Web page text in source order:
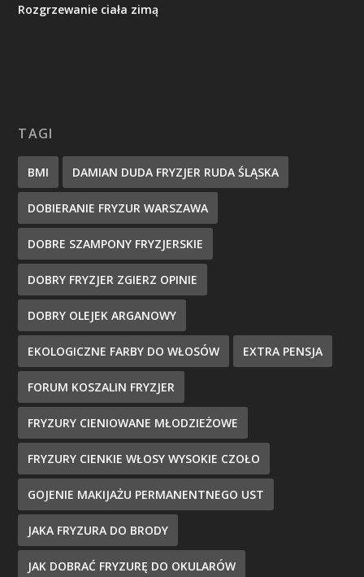
Rozgrzewanie ciała zimą
TAGI
BMI DAMIAN DUDA FRYZJER RUDA ŚLĄSKA
DOBIERANIE FRYZUR WARSZAWA
DOBRE SZAMPONY FRYZJERSKIE
DOBRY FRYZJER ZGIERZ OPINIE
DOBRY OLEJEK ARGANOWY
EKOLOGICZNE FARBY DO WŁOSÓW EXTRA PENSJA
FORUM KOSZALIN FRYZJER
FRYZURY CIENIOWANE MŁODZIEŻOWE
FRYZURY CIENKIE WŁOSY WYSOKIE CZOŁO
GOJENIE MAKIJAŻU PERMANENTNEGO UST
JAKA FRYZURA DO BRODY
JAK DOBRAĆ FRYZURĘ DO OKULARÓW